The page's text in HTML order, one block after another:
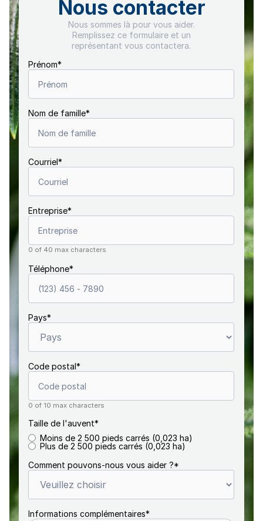
Nous contacter
Nous sommes là pour vous aider.
Remplissez ce formulaire et un
représentant vous contactera.
Prénom*
Nom de famille*
Courriel*
Entreprise*
0 of 40 max characters
Téléphone*
Pays*
Code postal*
0 of 10 max characters
Taille de l'auvent*
Moins de 2 500 pieds carrés (0,023 ha)
Plus de 2 500 pieds carrés (0,023 ha)
Comment pouvons-nous vous aider ?*
Informations complémentaires*